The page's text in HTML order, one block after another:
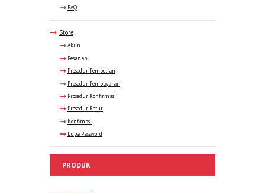
FAQ
Store
Akun
Pesanan
Prosedur Pembelian
Prosedur Pembayaran
Prosedur Konfirmasi
Prosedur Retur
Konfimasi
Lupa Password
PRODUK